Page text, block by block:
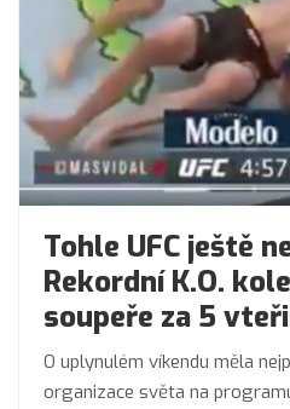
Tohle UFC ještě
Rekordní K.O.
soupeře za 5
O uplynulém víkendu měla
organizace světa na